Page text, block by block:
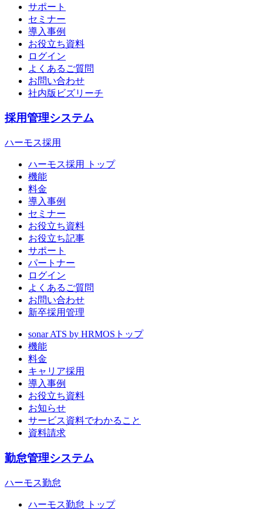
サポート
セミナー
導入事例
お役立ち資料
ログイン
よくあるご質問
お問い合わせ
社内版ビズリーチ
採用管理システム
ハーモス採用
ハーモス採用 トップ
機能
料金
導入事例
セミナー
お役立ち資料
お役立ち記事
サポート
パートナー
ログイン
よくあるご質問
お問い合わせ
新卒採用管理
sonar ATS by HRMOS トップ
機能
料金
キャリア採用
導入事例
お役立ち資料
お知らせ
サービス資料でわかること
資料請求
勤怠管理システム
ハーモス勤怠
ハーモス勤怠 トップ